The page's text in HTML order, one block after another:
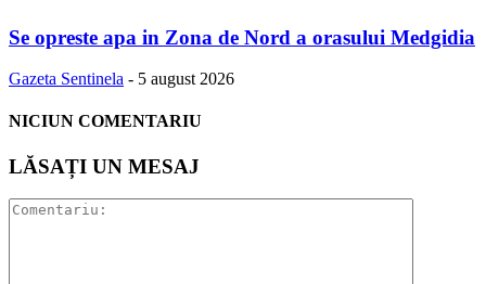
Se opreste apa in Zona de Nord a orasului Medgidia
Gazeta Sentinela - 5 august 2026
NICIUN COMENTARIU
LĂSAȚI UN MESAJ